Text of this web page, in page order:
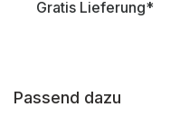
Gratis Lieferung*
Passend dazu